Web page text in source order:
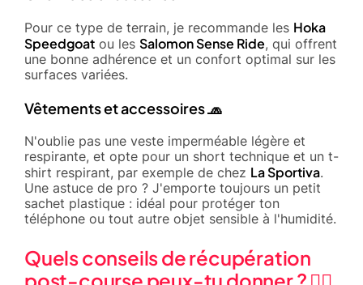
Pour ce type de terrain, je recommande les Hoka
Speedgoat ou les Salomon Sense Ride, qui offrent
une bonne adhérence et un confort optimal sur les
surfaces variées.
Vêtements et accessoires 🧢
N'oublie pas une veste imperméable légère et
respirante, et opte pour un short technique et un t-
shirt respirant, par exemple de chez La Sportiva.
Une astuce de pro ? J'emporte toujours un petit
sachet plastique : idéal pour protéger ton
téléphone ou tout autre objet sensible à l'humidité.
Quels conseils de récupération
post-course peux-tu donner ? 🧘‍♂️